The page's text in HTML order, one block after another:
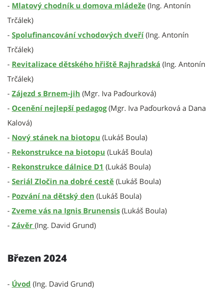
- Mlatový chodník u domova mládeže (Ing. Antonín
Trčálek)
- Spolufinancování vchodových dveří (Ing. Antonín
Trčálek)
- Revitalizace dětského hřiště Rajhradská (Ing. Antonín
Trčálek)
- Zájezd s Brnem-jih (Mgr. Iva Paďourková)
- Ocenění nejlepší pedagog(Mgr. Iva Paďourková a Dana
Kalová)
- Nový stánek na biotopu (Lukáš Boula)
- Rekonstrukce na biotopu (Lukáš Boula)
- Rekonstrukce dálnice D1 (Lukáš Boula)
- Seriál Zločin na dobré cestě (Lukáš Boula)
- Pozvání na dětský den (Lukáš Boula)
- Zveme vás na Ignis Brunensis (Lukáš Boula)
- Závěr (Ing. David Grund)
Březen 2024
- Úvod (Ing. David Grund)